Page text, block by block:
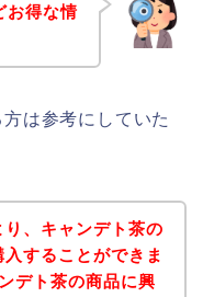
お得な情
は参考にしていた
、キャンデト茶の
することができま
デト茶の商品に興